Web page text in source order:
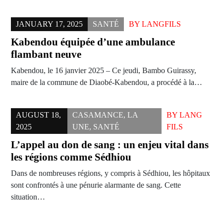
JANUARY 17, 2025 SANTÉ BY LANGFILS
Kabendou équipée d’une ambulance
flambant neuve
Kabendou, le 16 janvier 2025 – Ce jeudi, Bambo Guirassy,
maire de la commune de Diaobé-Kabendou, a procédé à la…
AUGUST 18,
2025
CASAMANCE, LA
UNE, SANTÉ
BY LANG
FILS
L’appel au don de sang : un enjeu vital dans
les régions comme Sédhiou
Dans de nombreuses régions, y compris à Sédhiou, les hôpitaux
sont confrontés à une pénurie alarmante de sang. Cette
situation…